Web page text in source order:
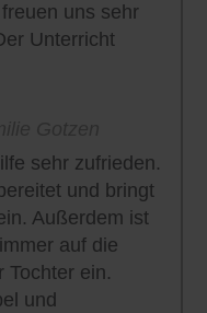
uns sehr
Unterricht
sehr zufrieden.
und bringt
Außerdem ist
auf die
Tochter ein.
und